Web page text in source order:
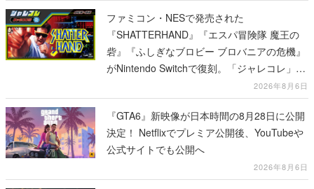
ファミコン・NESで発売された
『SHATTERHAND』『エスパ冒険隊 魔王の
砦』『ふしぎなブロビー ブロバニアの危機』
がNintendo Switchで復刻。「ジャレコレ」シ
2026年8月6日
『GTA6』新映像が日本時間の8月28日に公開
決定！ Netflixでプレミア公開後、YouTubeや
公式サイトでも公開へ
2026年8月6日